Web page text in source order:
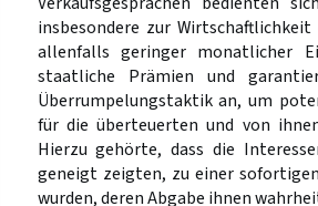
insbesondere zur
allenfalls geringer monatlicher
staatliche Prämien und
Überrumpelungstaktik an, um
für die überteuerten und von
Hierzu gehörte, dass die
geneigt zeigten, zu einer
wurden, deren Abgabe ihnen